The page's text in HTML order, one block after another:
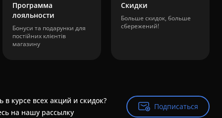
Программа
лояльности
Бонуси та подарунки для
постійних клієнтів
магазину
Скидки
Больше скидок, больше
сбережений!
в курсе всех акций и скидок?
на нашу рассылку
Подписаться
Подписаться